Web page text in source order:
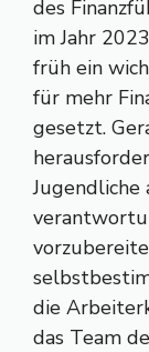
des
im Jahr
früh ein
für mehr
gesetzt.
Jugendliche
die
das Team